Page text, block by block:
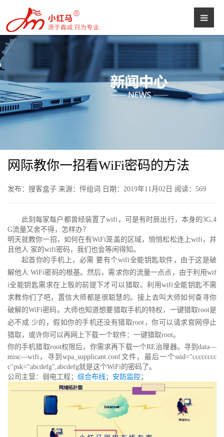
网际教你一招看WiFi密码的方法
发布：搜客盒子 来源：怦组词 日期：2019年11月02日 阅读： 569
此刻每家每户都曾经装置了wifi，可是有时辰出行，本身的3G,4
G流量又舍不得，怎样办？
明天就教你一招，如何在有WiFi笼盖的区域，悄悄松松连上wifi，并
且他人 家的wifi密码，我们也会等闲得知。
起首你的手机上，必需 要有个wifi全能钥匙软件，由于这是破
解他人 WiFi密码的根基。然后，需求你的流量一点点，由于利用wif
i全能钥匙需求在上彀的前提下才可以猎取。利用wifi全能钥匙不需
求教你们了吧，置信大师都是很聪慧的。接上去叫大师如何查寻你
破解的WiFi密码。大师也知道想要猎取手机的特权，一键猎取root是
必不成 少的，假如你的手机还没有猎取root，你可以请求官网停止
猎取，或许你可以再网上下载一个软件：一键猎取root。
你的手机猎取root权限后，你需求再下载一个RE治理器。寻到data—
misc—wifi，寻到wpa_supplicant.conf文件，最后一个ssid="cccccccc
c"psk="abcdefg",abcdefg就是这个WiFi的密码了。
公司主营：弱电工程； 综合布线； 安防监控；